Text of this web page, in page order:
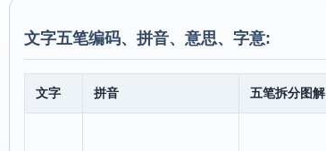
文字五笔编码、拼音、意思、字意:
文字 拼音 五笔拆分图解